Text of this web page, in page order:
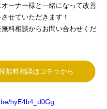
ーナー様と一緒になって改善
せていただきます！
無料相談からお問い合わせくだ
無料相談はコチラから
hyE4b4_d0Gg